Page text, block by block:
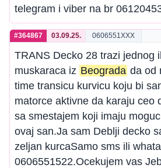
telegram i viber na br
#364867 03.09.25. 0606551XXX
TRANS Decko 28 trazi jednog
muskaraca iz Beograda da od
time transicu kurvicu koju bi
matorce aktivne da karaju ceo
sa smestajem koji imaju
ovaj san.Ja sam Deblji decko
zeljan kurcaSamo sms ili
0606551522.Ocekujem vas